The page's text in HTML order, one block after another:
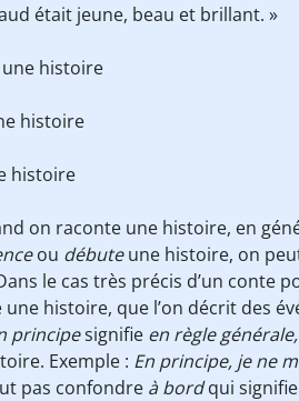
était jeune, beau et brillant. »
histoire
histoire
histoire
on raconte une histoire, en
ou débuteune histoire, on
le cas très précis d’un conte
histoire, que l’on décrit des
principesignifie en règle
Exemple : En principe, je ne
pas confondre à bordqui signifie